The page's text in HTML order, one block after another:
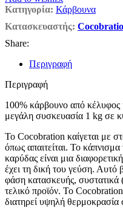
Κατηγορία: Κάρβουνα
Κατασκευαστής:
Share:
Περιγραφή
Περιγραφή
100% κάρβουνο από κέλυφος
μεγάλη συσκευασία 1 kg σε
Το Cocobration καίγεται με
όπως απαιτείται. Το
καρύδας είναι μια
έχει τη δική του γεύση. Αυτό
φάση κατασκευής, συστατικά
τελικό προϊόν. Το
διατηρεί υψηλή θερμοκρασία